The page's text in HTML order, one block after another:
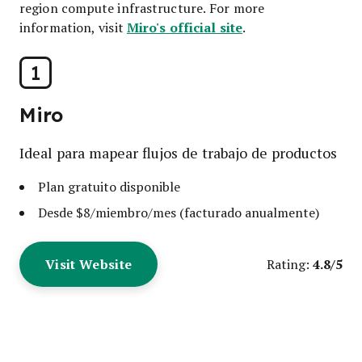
1
Miro
Ideal para mapear flujos de trabajo de productos
Plan gratuito disponible
Desde $8/miembro/mes (facturado anualmente)
Visit Website Rating: 4.8/5
region compute infrastructure. For more
information, visit Miro's official site.